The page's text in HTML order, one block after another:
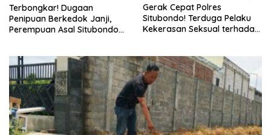
Terbongkar! Dugaan
Penipuan Berkedok Janji,
Perempuan Asal Situbondo
Gerak Cepat Polres
Situbondo! Terduga Pelaku
Kekerasan Seksual terhadap